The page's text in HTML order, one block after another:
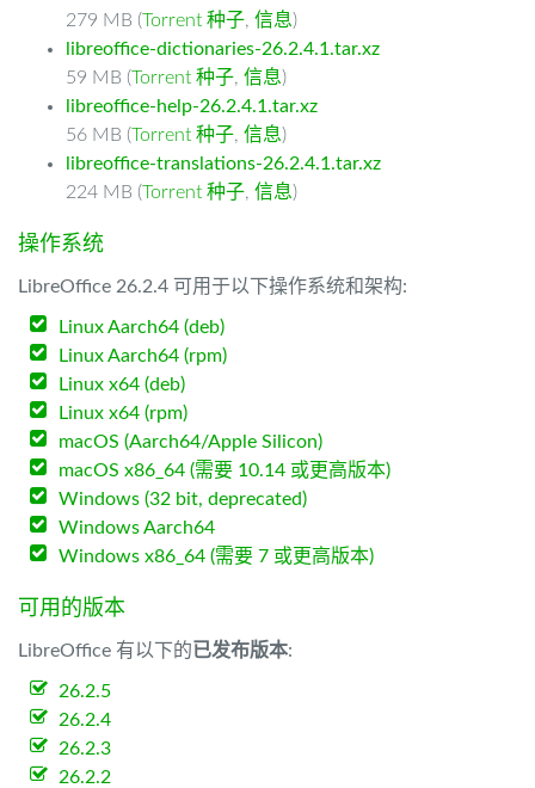
279 MB (Torrent 种子, 信息)
libreoffice-dictionaries-26.2.4.1.tar.xz
59 MB (Torrent 种子, 信息)
libreoffice-help-26.2.4.1.tar.xz
56 MB (Torrent 种子, 信息)
libreoffice-translations-26.2.4.1.tar.xz
224 MB (Torrent 种子, 信息)
操作系统
LibreOffice 26.2.4 可用于以下操作系统和架构:
Linux Aarch64 (deb)
Linux Aarch64 (rpm)
Linux x64 (deb)
Linux x64 (rpm)
macOS (Aarch64/Apple Silicon)
macOS x86_64 (需要 10.14 或更高版本)
Windows (32 bit, deprecated)
Windows Aarch64
Windows x86_64 (需要 7 或更高版本)
可用的版本
LibreOffice 有以下的已发布版本:
26.2.5
26.2.4
26.2.3
26.2.2